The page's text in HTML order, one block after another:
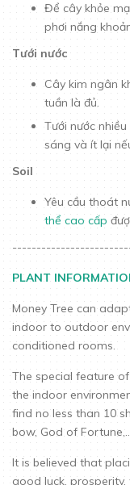
Để cây khỏe
phơi nắng
Tưới nước
Cây kim ngân
tuần là đủ.
Tưới nước
sáng và ít lại
Soil
Yêu cầu thoát
thể cao cấp
PLANT
Money Tree can
indoor to outdoor
conditioned rooms.
The special feature
the indoor
find no less than 10
bow, God of
It is believed that
good luck,